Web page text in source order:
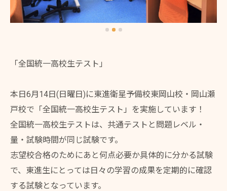
「全国統一高校生テスト」
本日6月14日(日曜日)に東進衛星予備校東岡山校・岡山瀬
戸校で「全国統一高校生テスト」を実施しています！
全国統一高校生テストは、共通テストと問題レベル・
量・試験時間が同じ試験です。
志望校合格のためにあと何点必要か具体的に分かる試験
で、東進生にとっては日々の学習の成果を定期的に確認
する試験となっています。